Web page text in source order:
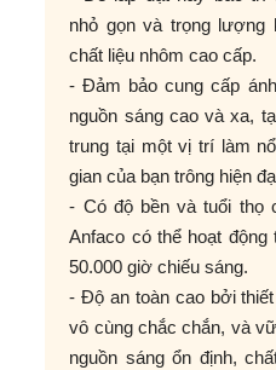
nhỏ gọn và trọng
chất liệu nhôm cao cấp.
- Đảm bảo cung cấp
nguồn sáng cao và xa,
trung tại một vị trí làm
gian của bạn trông hiện
- Có độ bền và tuổi thọ
Anfaco có thể hoạt động
50.000 giờ chiếu sáng.
- Độ an toàn cao bởi
vô cùng chắc chắn, và
nguồn sáng ổn định,